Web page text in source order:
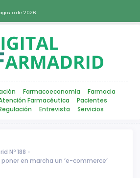
de 2026
Farmacoeconomía
Farmacia
Farmacéutica
Pacientes
Entrevista Servicios
Nº 188
en marcha un ‘e-commerce’